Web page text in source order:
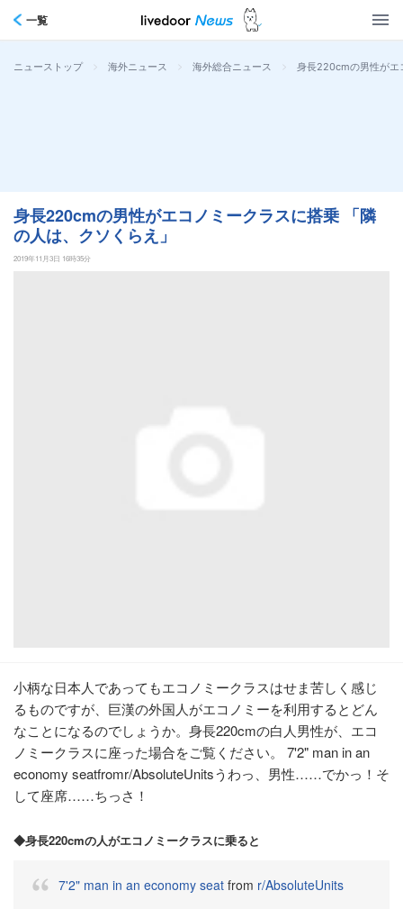
一覧
ニューストップ > 海外ニュース > 海外総合ニュース > 身長220cmの男性がエ
身長220cmの男性がエコノミークラスに搭乗 「隣
の人は、クソくらえ」
2019年11月3日 16時35分
小柄な日本人であってもエコノミークラスはせま苦しく感じ
るものですが、巨漢の外国人がエコノミーを利用するとどん
なことになるのでしょうか。身長220cmの白人男性が、エコ
ノミークラスに座った場合をご覧ください。 7'2" man in an
economy seatfromr/AbsoluteUnitsうわっ、男性……でかっ！そ
して座席……ちっさ！
◆身長220cmの人がエコノミークラスに乗ると
7'2" man in an economy seat from r/AbsoluteUnits